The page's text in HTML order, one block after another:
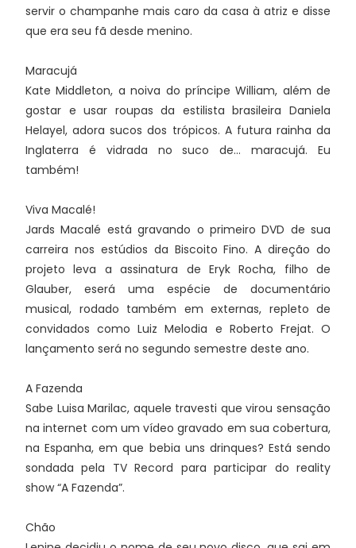
servir o champanhe mais caro da casa à atriz e disse
que era seu fã desde menino.
Maracujá
Kate Middleton, a noiva do príncipe William, além de
gostar e usar roupas da estilista brasileira Daniela
Helayel, adora sucos dos trópicos. A futura rainha da
Inglaterra é vidrada no suco de... maracujá. Eu
também!
Viva Macalé!
Jards Macalé está gravando o primeiro DVD de sua
carreira nos estúdios da Biscoito Fino. A direção do
projeto leva a assinatura de Eryk Rocha, filho de
Glauber, eserá uma espécie de documentário
musical, rodado também em externas, repleto de
convidados como Luiz Melodia e Roberto Frejat. O
lançamento será no segundo semestre deste ano.
A Fazenda
Sabe Luisa Marilac, aquele travesti que virou sensação
na internet com um vídeo gravado em sua cobertura,
na Espanha, em que bebia uns drinques? Está sendo
sondada pela TV Record para participar do reality
show “A Fazenda”.
Chão